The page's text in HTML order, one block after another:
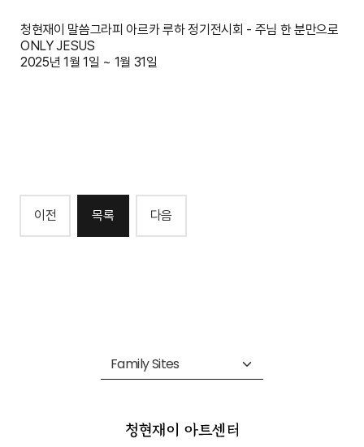
청현재이 말씀그라피 아르카 루하 정기전시회 - 주님 한 분만으로
ONLY JESUS
2025년 1월 1일 ~ 1월 31일
이전 목록 다음